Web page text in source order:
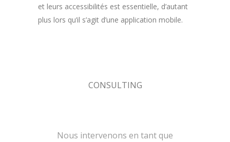
et leurs accessibilités est essentielle, d’autant
plus lors qu’il s’agit d’une application mobile.
CONSULTING
Nous intervenons en tant que